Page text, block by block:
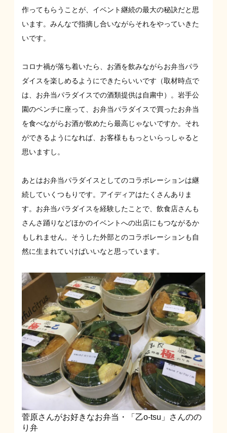
作ってもらうことが、イベント継続の最大の秘訣だと思
います。みんなで指摘し合いながらそれをやっていきた
いです。
コロナ禍が落ち着いたら、お酒を飲みながらお弁当パラ
ダイスを楽しめるようにできたらいいです（取材時点で
は、お弁当パラダイスでの酒類提供は自粛中）。岩手公
園のベンチに座って、お弁当パラダイスで買ったお弁当
を食べながらお酒が飲めたら最高じゃないですか。それ
ができるようになれば、お客様ももっといらっしゃると
思いますし。
あとはお弁当パラダイスとしてのコラボレーションは継
続していくつもりです。アイディアはたくさんありま
す。お弁当パラダイスを経験したことで、飲食店さんも
さんさ踊りなどほかのイベントへの出店にもつながるか
もしれません。そうした外部とのコラボレーションも自
然に生まれていけばいいなと思っています。
菅原さんがお好きなお弁当・「乙o-tsu」さんのの
り弁